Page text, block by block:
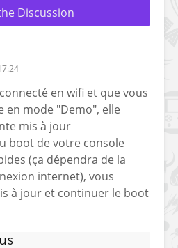
Discussion
en wifi et que vous
en mode "Demo", elle
mis à jour
boot de votre console
(ça dépendra de la
internet), vous
à jour et continuer le boot